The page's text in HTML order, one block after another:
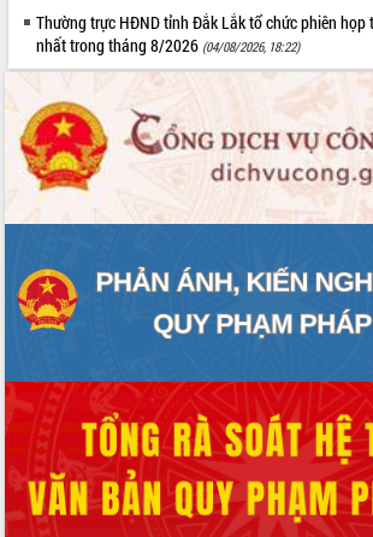
Thường trực HĐND tỉnh Đắk Lắk tổ chức phiên họp
nhất trong tháng 8/2026 (04/08/2026, 18:22)